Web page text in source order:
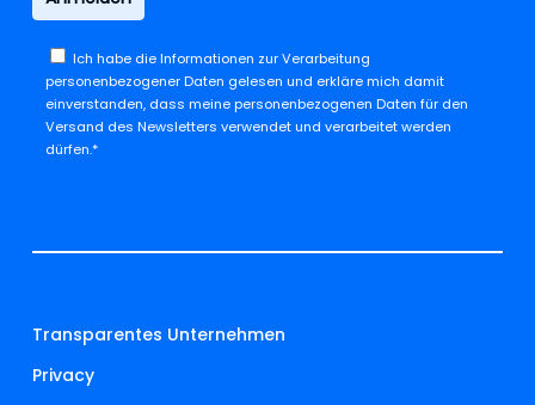
Ich habe dieInformationen zur Verarbeitung
personenbezogener Daten gelesen und erkläre mich damit
einverstanden, dass meine personenbezogenen Daten für den
Versand des Newsletters verwendet und verarbeitet werden
dürfen.*
Transparentes Unternehmen
Privacy